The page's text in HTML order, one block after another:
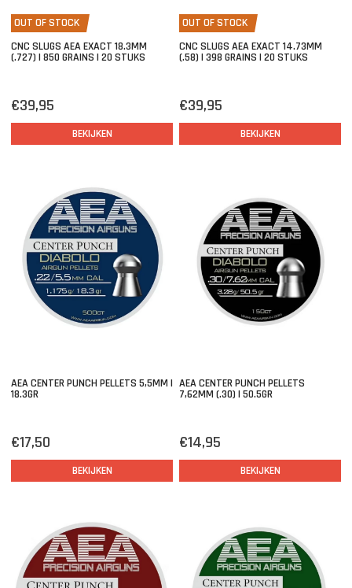
OUT OF STOCK
CNC SLUGS AEA EXACT 18.3MM
(.727) | 850 GRAINS | 20 STUKS
€39,95
BEKIJKEN
OUT OF STOCK
CNC SLUGS AEA EXACT 14.73MM
(.58) | 398 GRAINS | 20 STUKS
€39,95
BEKIJKEN
AEA CENTER PUNCH PELLETS 5,5MM |
18.3GR
€17,50
BEKIJKEN
AEA CENTER PUNCH PELLETS
7,62MM (.30) | 50.5GR
€14,95
BEKIJKEN